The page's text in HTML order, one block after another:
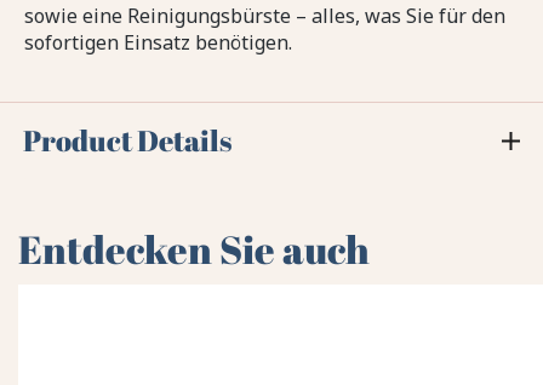
sowie eine Reinigungsbürste – alles, was Sie für den
sofortigen Einsatz benötigen.
Product Details
Entdecken Sie auch